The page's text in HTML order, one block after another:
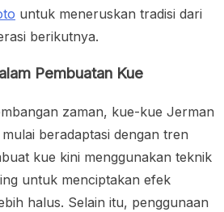
untuk meneruskan tradisi dari
berikutnya.
Pembuatan Kue
zaman, kue-kue Jerman
beradaptasi dengan tren
kue kini menggunakan teknik
untuk menciptakan efek
halus. Selain itu, penggunaan